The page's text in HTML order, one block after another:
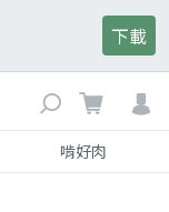
下載
啃好肉